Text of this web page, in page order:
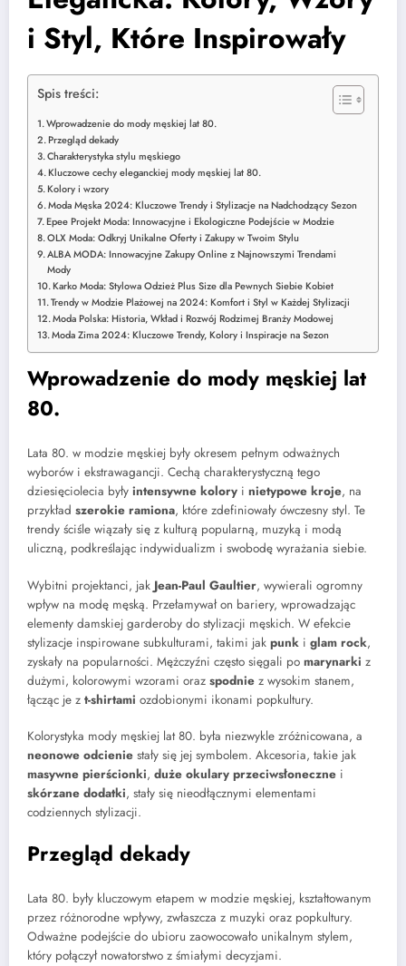
i Styl, Które Inspirowały
Spis treści:
Wprowadzenie do mody męskiej lat 80.
Przegląd dekady
Charakterystyka stylu męskiego
Kluczowe cechy eleganckiej mody męskiej lat 80.
Kolory i wzory
Moda Męska 2024: Kluczowe Trendy i Stylizacje na Nadchodzący Sezon
Epee Projekt Moda: Innowacyjne i Ekologiczne Podejście w Modzie
OLX Moda: Odkryj Unikalne Oferty i Zakupy w Twoim Stylu
ALBA MODA: Innowacyjne Zakupy Online z Najnowszymi Trendami
Mody
Karko Moda: Stylowa Odzież Plus Size dla Pewnych Siebie Kobiet
Trendy w Modzie Plażowej na 2024: Komfort i Styl w Każdej Stylizacji
Moda Polska: Historia, Wkład i Rozwój Rodzimej Branży Modowej
Moda Zima 2024: Kluczowe Trendy, Kolory i Inspiracje na Sezon
Wprowadzenie do mody męskiej lat
80.
Lata 80. w modzie męskiej były okresem pełnym odważnych
wyborów i ekstrawagancji. Cechą charakterystyczną tego
dziesięciolecia były intensywne kolory i nietypowe kroje, na
przykład szerokie ramiona, które zdefiniowały ówczesny styl. Te
trendy ściśle wiązały się z kulturą popularną, muzyką i modą
uliczną, podkreślając indywidualizm i swobodę wyrażania siebie.
Wybitni projektanci, jak Jean-Paul Gaultier, wywierali ogromny
wpływ na modę męską. Przełamywał on bariery, wprowadzając
elementy damskiej garderoby do stylizacji męskich. W efekcie
stylizacje inspirowane subkulturami, takimi jak punk i glam rock,
zyskały na popularności. Mężczyźni często sięgali po marynarki z
dużymi, kolorowymi wzorami oraz spodnie z wysokim stanem,
łącząc je z t-shirtami ozdobionymi ikonami popkultury.
Kolorystyka mody męskiej lat 80. była niezwykle zróżnicowana, a
neonowe odcienie stały się jej symbolem. Akcesoria, takie jak
masywne pierścionki, duże okulary przeciwsłoneczne i
skórzane dodatki, stały się nieodłącznymi elementami
codziennych stylizacji.
Przegląd dekady
Lata 80. były kluczowym etapem w modzie męskiej, kształtowanym
przez różnorodne wpływy, zwłaszcza z muzyki oraz popkultury.
Odważne podejście do ubioru zaowocowało unikalnym stylem,
który połączył nowatorstwo z śmiałymi decyzjami.